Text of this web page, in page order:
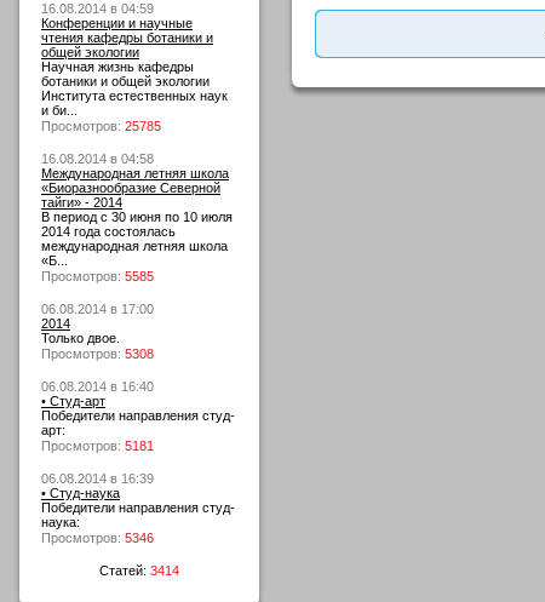
16.08.2014 в 04:59
Конференции и научные
чтения кафедры ботаники и
общей экологии
Научная жизнь кафедры
ботаники и общей экологии
Института естественных наук
и би...
Просмотров: 25785
16.08.2014 в 04:58
Международная летняя школа
«Биоразнообразие Северной
тайги» - 2014
В период с 30 июня по 10 июля
2014 года состоялась
международная летняя школа
«Б...
Просмотров: 5585
06.08.2014 в 17:00
2014
Только двое.
Просмотров: 5308
06.08.2014 в 16:40
• Студ-арт
Победители направления студ-
арт:
Просмотров: 5181
06.08.2014 в 16:39
• Студ-наука
Победители направления студ-
наука:
Просмотров: 5346
Статей: 3414